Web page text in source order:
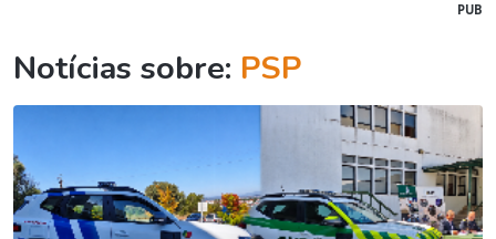
PUB
Notícias sobre: PSP